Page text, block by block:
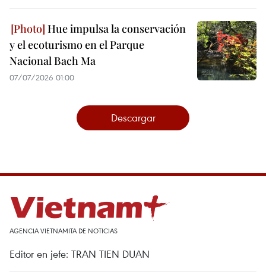
Hue impulsa la conservación
y el ecoturismo en el Parque
Nacional Bach Ma
07/07/2026 01:00
Descargar
AGENCIA VIETNAMITA DE NOTICIAS
Editor en jefe: TRAN TIEN DUAN